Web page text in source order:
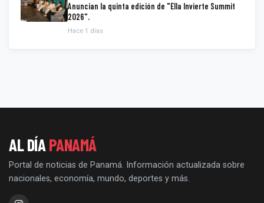
Anuncian la quinta edición de "Ella Invierte Summit
2026".
Hace 1 días
AL DÍA PANAMÁ
Portal de noticias de Panamá. Información actualizada sobre
nacionales, economía, mundo, deportes y más.